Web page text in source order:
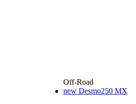
Off-Road
new Desmo250 MX